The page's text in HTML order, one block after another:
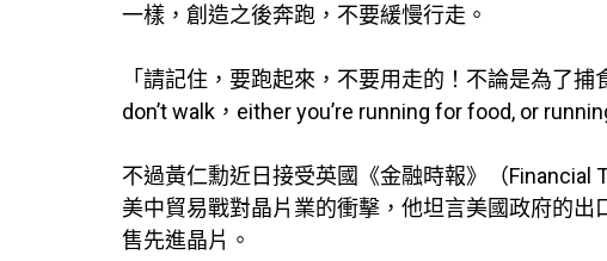
一樣，創造之後奔跑，不要緩慢行走。
「請記住，要跑起來，不要用走的！不論是為了
don’t walk，either you’re running for food, or
不過黃仁勳近日接受英國《金融時報》（Financial
美中貿易戰對晶片業的衝擊，他坦言美國政府的
售先進晶片。